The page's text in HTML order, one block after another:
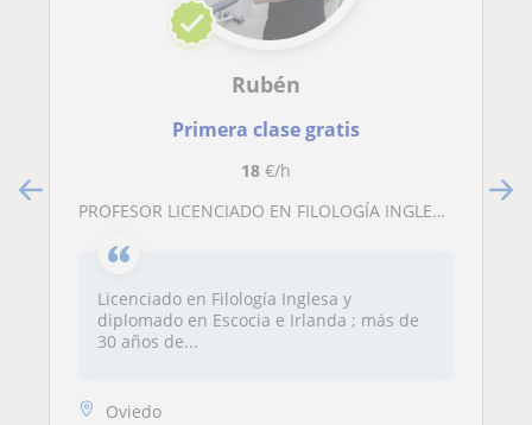
Rubén
Primera clase gratis
18€/h
PROFESOR LICENCIADO EN FILOLOGÍA INGLESA CON MÁS DE 30 AÑOS DE EXPERIENCIA
Licenciado en Filología Inglesa y
diplomado en Escocia e Irlanda ; más de
30 años de...
Oviedo